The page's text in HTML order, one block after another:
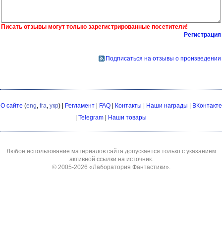
Писать отзывы могут только зарегистрированные посетители!
Регистрация
Подписаться на отзывы о произведении
О сайте (eng fra укр) | Регламент| FAQ| Контакты | Наши награды | ВКонтакте
| Telegram | Наши товары
Любое использование материалов сайта допускается только с указанием
активной ссылки на источник.
© 2005-2026 «Лаборатория Фантастики»